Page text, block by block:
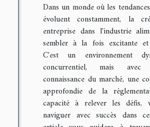
Dans un monde où les
évoluent constamment, la
entreprise dans l'industrie
sembler à la fois excitante et
C'est un environnement
concurrentiel, mais
connaissance du marché, une
approfondie de la
capacité à relever les défis,
naviguer avec succès dans